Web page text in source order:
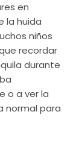
en
la huida
niños
recordar
durante
o a ver la
normal para